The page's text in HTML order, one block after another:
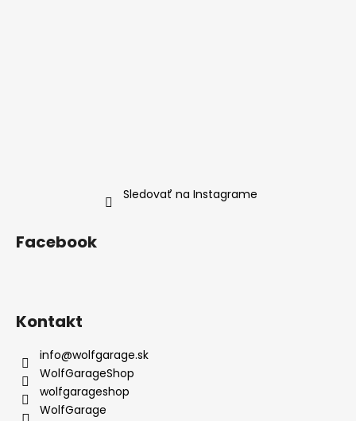
Sledovať na Instagrame
Facebook
Kontakt
info@wolfgarage.sk
WolfGarageShop
wolfgarageshop
WolfGarage